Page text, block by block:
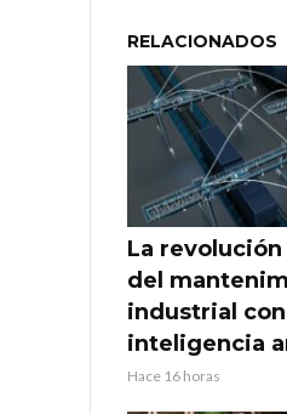
RELACIONADOS
La
del
industrial con
inteligencia
Hace 16 horas